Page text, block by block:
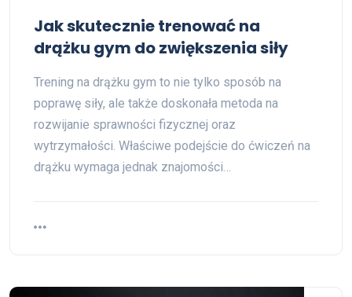
Jak skutecznie trenować na
drążku gym do zwiększenia siły
Trening na drążku gym to nie tylko sposób na
poprawę siły, ale także doskonała metoda na
rozwijanie sprawności fizycznej oraz
wytrzymałości. Właściwe podejście do ćwiczeń na
drążku wymaga jednak znajomości…